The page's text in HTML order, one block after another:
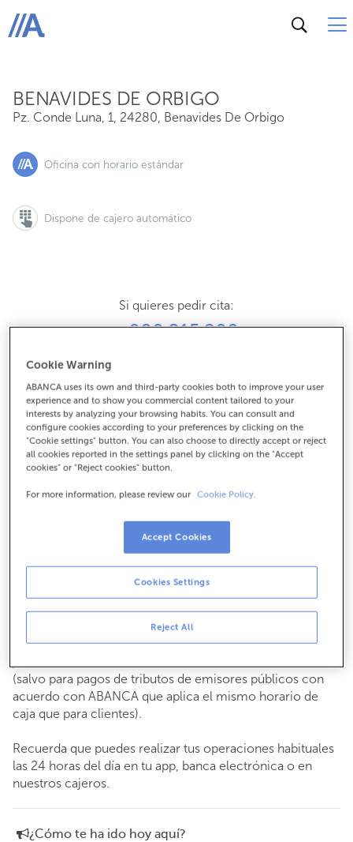
ABANCA
BENAVIDES DE ORBIGO
Pz. Conde Luna, 1, 24280, Benavides De Orbigo
Oficina con horario estándar
Dispone de cajero automático
Si quieres pedir cita:
900 815 200
987370195
Cómo llegar
Gestiones comerciales
8:15 a 14:00.
cita previay te atenderemos el día y hora
Operaciones con efectivo
Clientes: de lunes a viernes de 8:15 a 11:00
Si no eres cliente, el horario de caja será losmartes y
(salvo para pagos de tributos de emisores públicos con
acuerdo con ABANCA que aplica el mismo horario de
caja que para clientes).
Recuerda que puedes realizar tus operaciones habituales
las 24 horas del día en tu app, banca electrónica o en
nuestros cajeros.
¿Cómo te ha ido hoy aquí?
Cookie Warning
ABANCA uses its own and third-party cookies both to improve your user
experience and to show you commercial content tailored to your
interests by analyzing your browsing habits. You can consult and
configure cookies according to your preferences by clicking on the
"Cookie settings" button. You can also choose to directly accept or reject
all cookies reported in the settings panel by clicking on the "Accept
cookies" or "Reject cookies" button.
For more information, please review our Cookie Policy.
Reject All
Cookies Settings
Accept Cookies
Pz. Conde Luna, 1, 24280, Benavides De Orbigo